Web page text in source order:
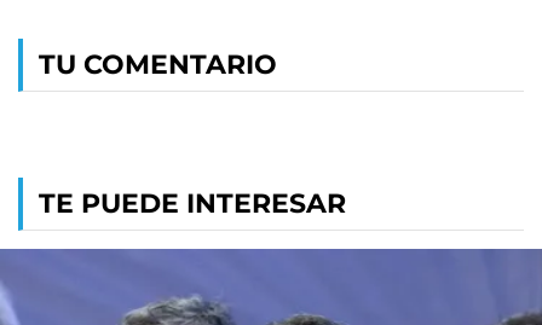
TU COMENTARIO
TE PUEDE INTERESAR